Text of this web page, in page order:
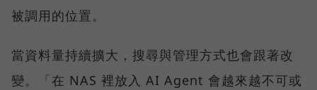
被調用的位置。
當資料量持續擴大，搜尋與管理方式也會跟著改
變。「在 NAS 裡放入 AI Agent 會越來越不可或